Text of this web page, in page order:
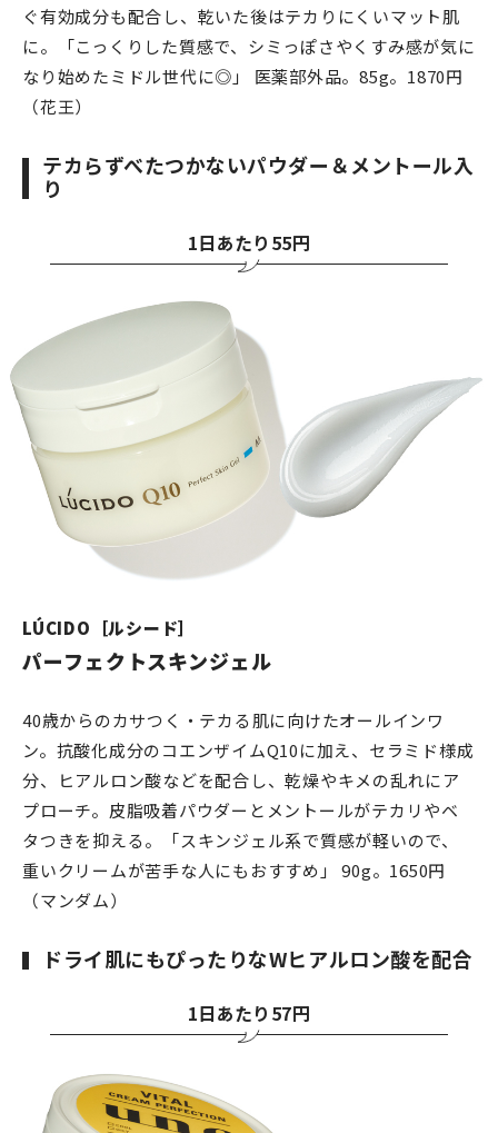
ぐ有効成分も配合し、乾いた後はテカりにくいマット肌
に。「こっくりした質感で、シミっぽさやくすみ感が気に
なり始めたミドル世代に◎」 医薬部外品。85g。1870円
（花王）
テカらずべたつかないパウダー＆メントール入
り
1日あたり55円
LÚCIDO［ルシード］
パーフェクトスキンジェル
40歳からのカサつく・テカる肌に向けたオールインワ
ン。抗酸化成分のコエンザイムQ10に加え、セラミド様成
分、ヒアルロン酸などを配合し、乾燥やキメの乱れにア
プローチ。皮脂吸着パウダーとメントールがテカリやベ
タつきを抑える。「スキンジェル系で質感が軽いので、
重いクリームが苦手な人にもおすすめ」 90g。1650円
（マンダム）
ドライ肌にもぴったりなWヒアルロン酸を配合
1日あたり57円